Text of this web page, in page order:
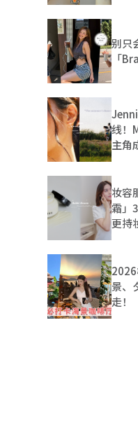
别只
「
线！
主角
妆容
霜」
更持
景、
走！